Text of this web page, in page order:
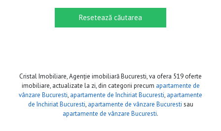
Resetează căutarea
Cristal Imobiliare, Agenție imobiliară Bucuresti, va ofera 519 oferte
imobiliare, actualizate la zi, din categorii precum apartamente de
vânzare Bucuresti, apartamente de închiriat Bucuresti, apartamente
de închiriat Bucuresti, apartamente de vânzare Bucuresti sau
apartamente de vânzare Bucuresti.